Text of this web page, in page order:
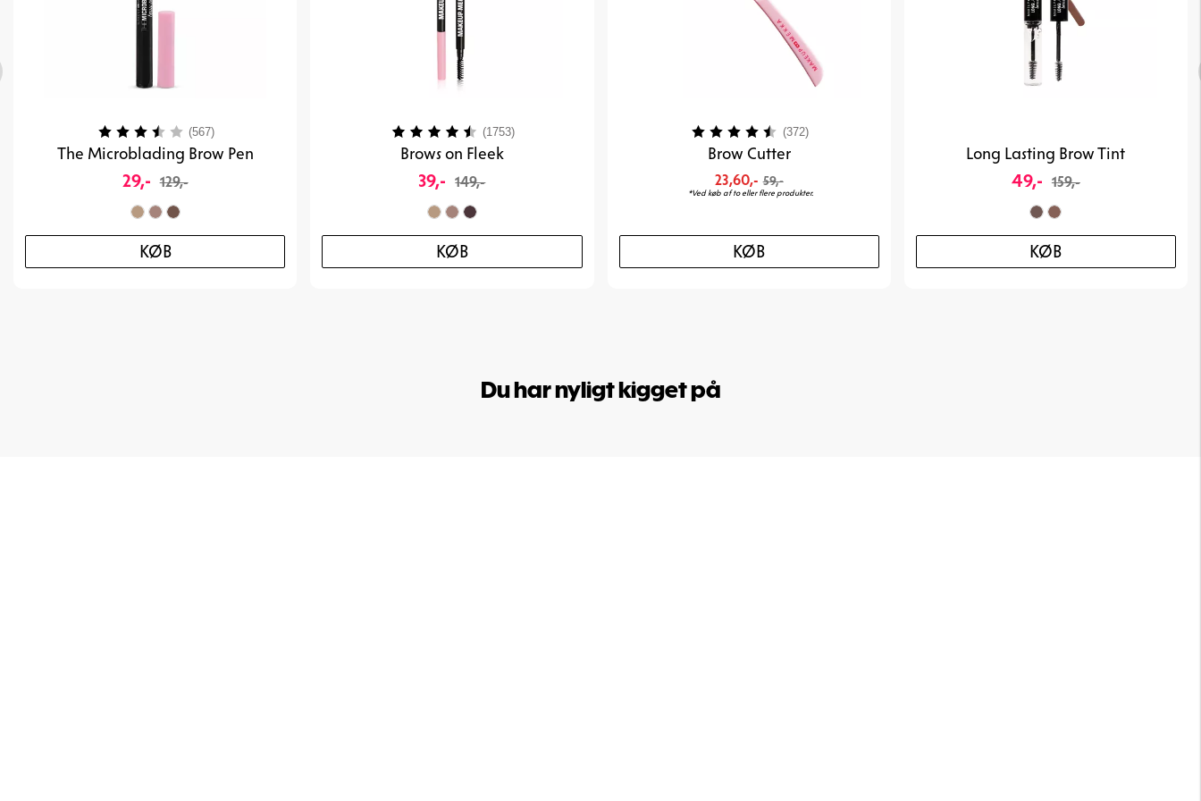
The Microblading Brow Pen
29,- 129,-
KØB
Vurdering: (567)
Brows on Fleek
39,- 149,-
KØB
Vurdering: (1753)4.1 ud af 5 stjerner
Brow Cutter
23,60,- 59,-
*Ved køb af to eller flere produkter.
KØB
Vurdering: (372)4.2 ud af 5 stjerner
Long Lasting Brow Tint
49,- 159,-
KØB
Du har nyligt kigget på